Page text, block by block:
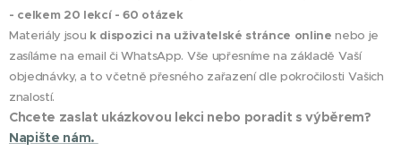
- celkem 20 lekcí - 60 otázek
Materiály jsou k dispozici na uživatelské stránce online nebo je
zasíláme na email či WhatsApp. Vše upřesníme na základě Vaší
objednávky, a to včetně přesného zařazení dle pokročilosti Vašich
znalostí.
Chcete zaslat ukázkovou lekci nebo poradit s výběrem?
Napište nám.